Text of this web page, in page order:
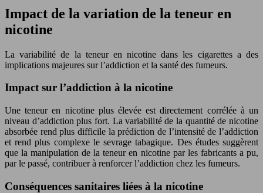
Impact de la variation de la teneur en
nicotine
La variabilité de la teneur en nicotine dans les cigarettes a des
implications majeures sur l’addiction et la santé des fumeurs.
Impact sur l’addiction à la nicotine
Une teneur en nicotine plus élevée est directement corrélée à un
niveau d’addiction plus fort. La variabilité de la quantité de nicotine
absorbée rend plus difficile la prédiction de l’intensité de l’addiction
et rend plus complexe le sevrage tabagique. Des études suggèrent
que la manipulation de la teneur en nicotine par les fabricants a pu,
par le passé, contribuer à renforcer l’addiction chez les fumeurs.
Conséquences sanitaires liées à la nicotine